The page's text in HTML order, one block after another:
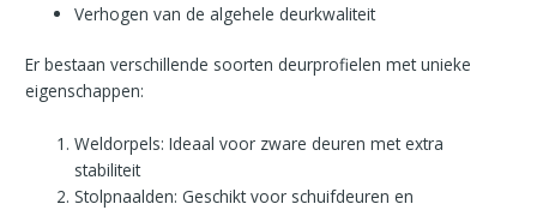
Verhogen van de algehele deurkwaliteit
Er bestaan verschillende soorten deurprofielen met unieke
eigenschappen:
Weldorpels: Ideaal voor zware deuren met extra
stabiliteit
Stolpnaalden: Geschikt voor schuifdeuren en